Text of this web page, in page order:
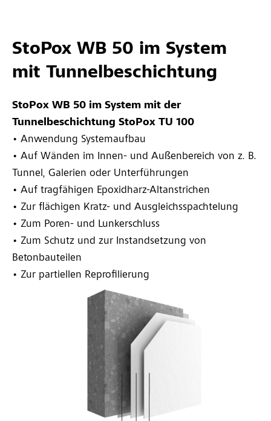
StoPox WB 50 im System
mit Tunnelbeschichtung
StoPox WB 50 im System mit der
Tunnelbeschichtung StoPox TU 100
• Anwendung Systemaufbau
• Auf Wänden im Innen- und Außenbereich von z. B.
Tunnel, Galerien oder Unterführungen
• Auf tragfähigen Epoxidharz-Altanstrichen
• Zur flächigen Kratz- und Ausgleichsspachtelung
• Zum Poren- und Lunkerschluss
• Zum Schutz und zur Instandsetzung von
Betonbauteilen
• Zur partiellen Reprofilierung